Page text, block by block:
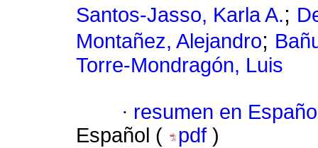
Santos-Jasso, Karla A.;
Montañez, Alejandro;
Torre-Mondragón, Luis
· resumen en
Español (
pdf )